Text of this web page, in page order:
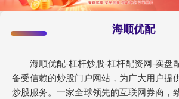
海顺优配
海顺优配-杠杆炒股-杠杆配资网-实盘
备受信赖的炒股门户网站，为广大用户提
炒股服务。一家全球领先的互联网券商，